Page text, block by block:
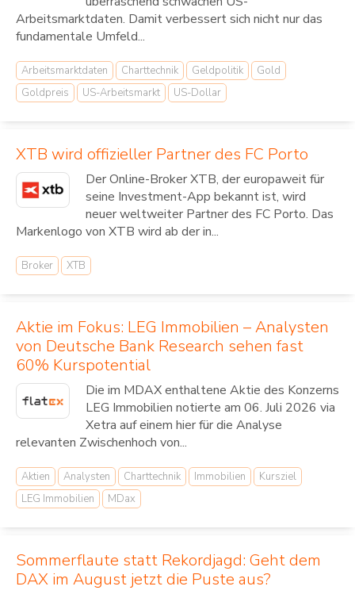
Arbeitsmarktdaten. Damit verbessert sich nicht nur das
fundamentale Umfeld...
Arbeitsmarktdaten Charttechnik Geldpolitik
Gold
Goldpreis
US-Arbeitsmarkt US-Dollar
XTB wird offizieller Partner des FC Porto
Der Online-Broker XTB, der europaweit für
seine Investment-App bekannt ist, wird
neuer weltweiter Partner des FC Porto. Das
Markenlogo von XTB wird ab der in...
Broker XTB
Aktie im Fokus: LEG Immobilien – Analysten
von Deutsche Bank Research sehen fast
60% Kurspotential
Die im MDAX enthaltene Aktie des Konzerns
LEG Immobilien notierte am 06. Juli 2026 via
Xetra auf einem hier für die Analyse
relevanten Zwischenhoch von...
Aktien Analysten Charttechnik Immobilien
Kursziel
LEG Immobilien
MDax
Sommerflaute statt Rekordjagd: Geht dem
DAX im August jetzt die Puste aus?